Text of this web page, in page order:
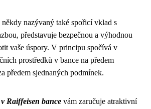
nazývaný také spořicí vklad s
představuje bezpečnou a výhodnou
vaše úspory. V principu spočívá v
prostředků v bance na předem
předem sjednaných podmínek.
Raiffeisen bance vám zaručuje atraktivní